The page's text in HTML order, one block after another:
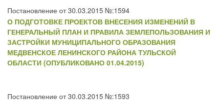
Постановление от 30.03.2015 №:1594
О ПОДГОТОВКЕ ПРОЕКТОВ ВНЕСЕНИЯ ИЗМЕНЕНИЙ В
ГЕНЕРАЛЬНЫЙ ПЛАН И ПРАВИЛА ЗЕМЛЕПОЛЬЗОВАНИЯ И
ЗАСТРОЙКИ МУНИЦИПАЛЬНОГО ОБРАЗОВАНИЯ
МЕДВЕНСКОЕ ЛЕНИНСКОГО РАЙОНА ТУЛЬСКОЙ
ОБЛАСТИ (ОПУБЛИКОВАНО 01.04.2015)
Постановление от 30.03.2015 №:1593